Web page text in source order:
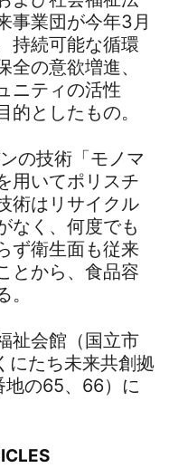
事業団が今年3月
持続可能な循環
の意欲増進、
ニティの活性
としたもの。
の技術「モノマ
用いてポリスチ
術はリサイクル
なく、何度でも
ず衛生面も従来
とから、食品容
祉会館（国立市
にたち未来共創拠
地の65、66）に